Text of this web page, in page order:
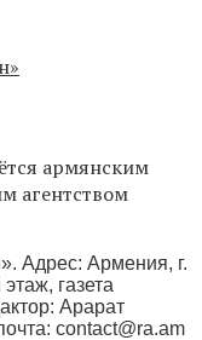
армянским
агентством
Адрес: Армения, г.
газета
Арарат
contact@ra.am